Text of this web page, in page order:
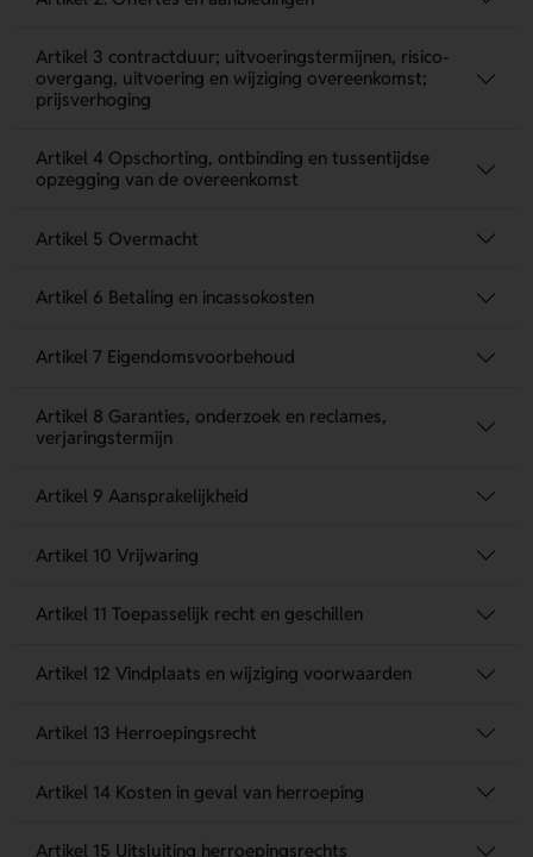
Artikel 3 contractduur; uitvoeringstermijnen, risico-
overgang, uitvoering en wijziging overeenkomst;
prijsverhoging
Artikel 4 Opschorting, ontbinding en tussentijdse
opzegging van de overeenkomst
Artikel 5 Overmacht
Artikel 6 Betaling en incassokosten
Artikel 7 Eigendomsvoorbehoud
Artikel 8 Garanties, onderzoek en reclames,
verjaringstermijn
Artikel 9 Aansprakelijkheid
Artikel 10 Vrijwaring
Artikel 11 Toepasselijk recht en geschillen
Artikel 12 Vindplaats en wijziging voorwaarden
Artikel 13 Herroepingsrecht
Artikel 14 Kosten in geval van herroeping
Artikel 15 Uitsluiting herroepingsrechts